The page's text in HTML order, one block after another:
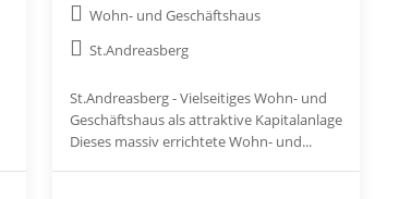
Wohn- und Geschäftshaus
St.Andreasberg
St.Andreasberg - Vielseitiges Wohn- und
Geschäftshaus als attraktive Kapitalanlage
Dieses massiv errichtete Wohn- und...